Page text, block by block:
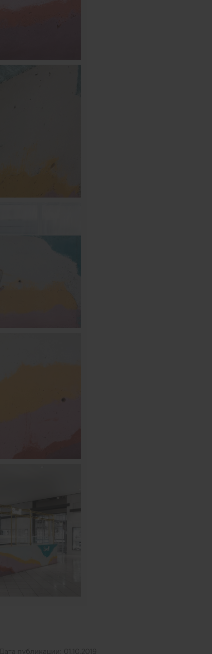
Дата публикации: 01.10.2019